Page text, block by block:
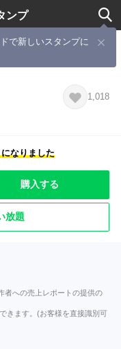
ンプ
で新しいスタンプに
1,018
なりました
購入する
放題
者への売上レポートの提供の
きます。(お客様を直接識別可